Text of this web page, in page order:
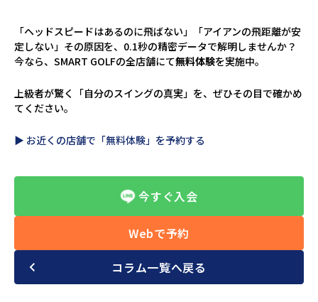
「ヘッドスピードはあるのに飛ばない」「アイアンの飛距離が安
定しない」――その原因を、0.1秒の精密データで解明しませんか？
今なら、SMART GOLFの全店舗にて無料体験を実施中。
上級者が驚く「自分のスイングの真実」を、ぜひその目で確かめ
てください。
▶︎ お近くの店舗で「無料体験」を予約する
今すぐ入会
Webで予約
コラム一覧へ戻る